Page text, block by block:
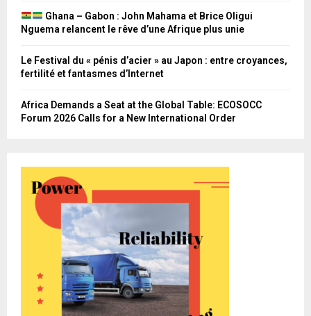
Ghana – Gabon : John Mahama et Brice Oligui
Nguema relancent le rêve d’une Afrique plus unie
Le Festival du « pénis d’acier » au Japon : entre croyances,
fertilité et fantasmes d’Internet
Africa Demands a Seat at the Global Table: ECOSOCC
Forum 2026 Calls for a New International Order